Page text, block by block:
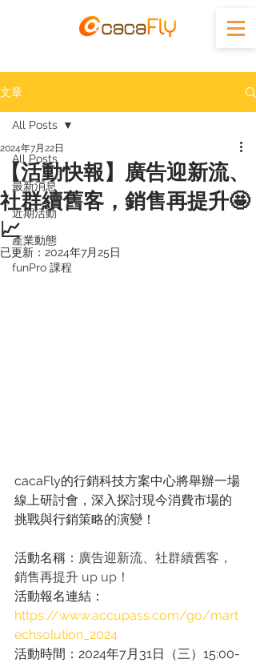
文章
All Posts
最新消息
近期活動
產業動態
funPro 課程
All Posts
【活動快報】廣告迎新流、
社群續舊客，銷售再提升🤩
📈
2024年7月22日
已更新： 2024年7月25日
cacaFly的行銷科技方案中心將舉辦一場
線上研討會，深入探討現今消費市場的
挑戰與行銷策略的演變！
活動名稱： 廣告迎新流、社群續舊客，
銷售再提升 up up！
活動報名連結：
https://www.accupass.com/go/mart
echsolution_2024
活動時間：2024年7月31日（三）15:00-